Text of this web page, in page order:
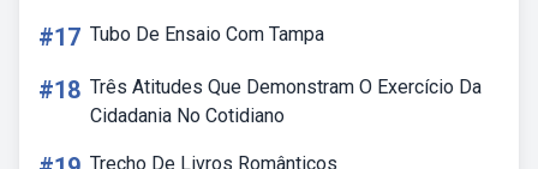
#17 Tubo De Ensaio Com Tampa
#18 Três Atitudes Que Demonstram O Exercício Da
Cidadania No Cotidiano
Trecho De Livros Românticos